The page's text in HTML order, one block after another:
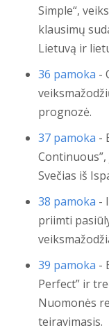
Simple“,
klausimų
Lietuvą ir
36 pamoka -
prognozė.
37 pamoka -
Svečias iš
38 pamoka -
priimti
39 pamoka -
Perfect” ir
Nuomonės
teiravimasis.